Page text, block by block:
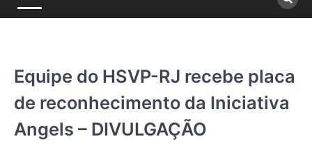
Equipe do HSVP-RJ recebe placa
de reconhecimento da Iniciativa
Angels – DIVULGAÇÃO